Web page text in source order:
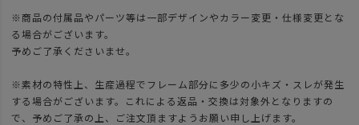
※商品の付属品やパーツ等は一部デザインやカラー変更・仕様変更とな
る場合がございます。
予めご了承くださいませ。
※素材の特性上、生産過程でフレーム部分に多少の小キズ・スレが発生
する場合がございます。これによる返品・交換は対象外となりますの
で、予めご了承の上、ご注文頂ますようお願い申し上げます。